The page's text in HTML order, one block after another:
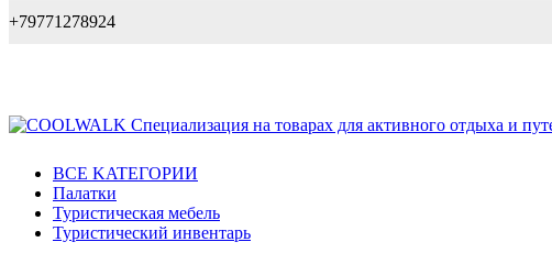
+79771278924
BCE KATEГОPИИ
Палатки
Туристическая мебель
Туристический инвентарь